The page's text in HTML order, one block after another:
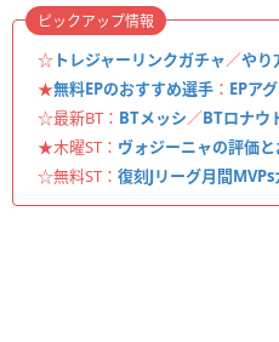
☆ トレジャーリンクガチャ／やり
★無料EPのおすすめ選手 ： EPア
☆最新BT： BTメッシ／BTロナウ
★木曜ST： ヴォジーニャの評価
☆無料ST： 復刻Jリーグ月間
ピックアップ情報